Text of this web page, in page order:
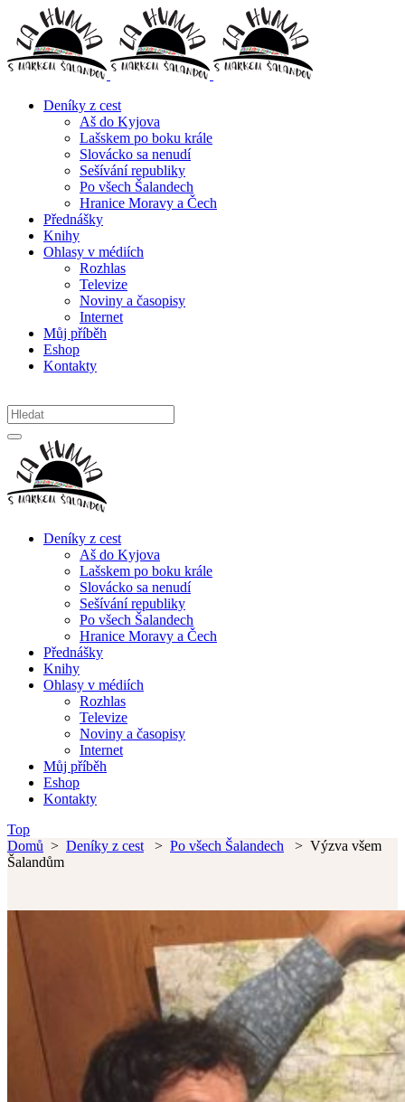
Deníky z cest
Aš do Kyjova
Lašskem po boku krále
Slovácko sa nenudí
Sešívání republiky
Po všech Šalandech
Hranice Moravy a Čech
Přednášky
Knihy
Ohlasy v médiích
Rozhlas
Televize
Noviny a časopisy
Internet
Můj příběh
Eshop
Kontakty
Deníky z cest
Aš do Kyjova
Lašskem po boku krále
Slovácko sa nenudí
Sešívání republiky
Po všech Šalandech
Hranice Moravy a Čech
Přednášky
Knihy
Ohlasy v médiích
Rozhlas
Televize
Noviny a časopisy
Internet
Můj příběh
Eshop
Kontakty
Top
Domů > Deníky z cest > Po všech Šalandech > Výzva všem
Šalandům